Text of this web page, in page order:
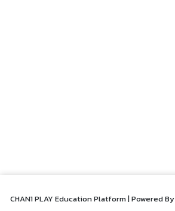
CHAN1 PLAY Education Platform | Powered By